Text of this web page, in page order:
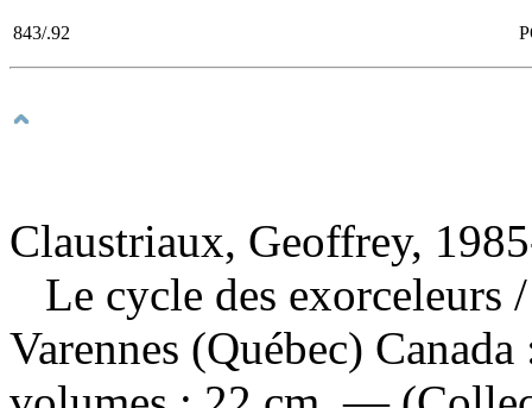
843/.92
Claustriaux, Geoffrey,
Le cycle des exorceleurs
Varennes (Québec)